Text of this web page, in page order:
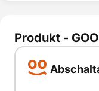
Produkt -